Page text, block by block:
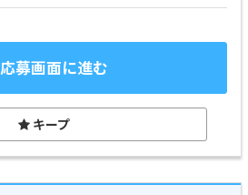
応募画面に進む
キープ